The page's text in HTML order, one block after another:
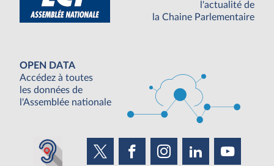
l'actualité de
la Chaine Parlementaire
OPEN DATA
Accédez à toutes
les données de
l'Assemblée nationale